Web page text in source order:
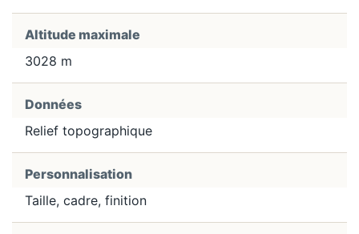
Altitude maximale
3028 m
Données
Relief topographique
Personnalisation
Taille, cadre, finition